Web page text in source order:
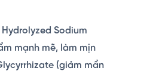
Sodium
mạnh mẽ, làm mịn
(giảm mẩn